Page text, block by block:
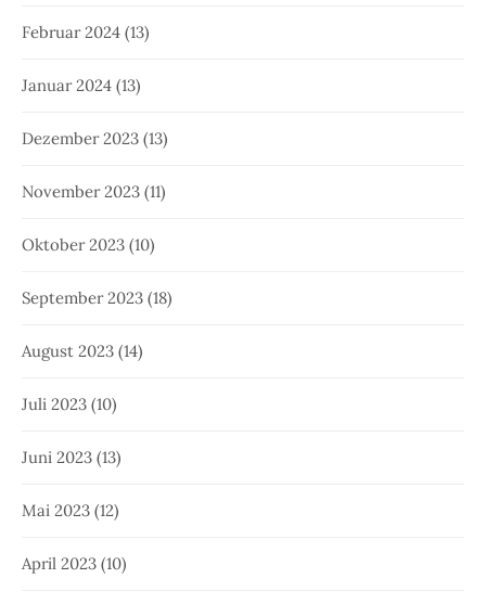
Februar 2024 (13)
Januar 2024 (13)
Dezember 2023 (13)
November 2023 (11)
Oktober 2023 (10)
September 2023 (18)
August 2023 (14)
Juli 2023 (10)
Juni 2023 (13)
Mai 2023 (12)
April 2023 (10)